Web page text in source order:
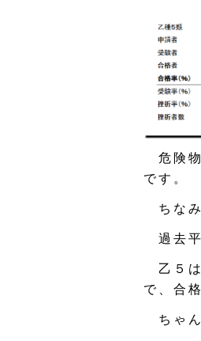
危険物
です。
ちなみ
過去平
乙５は
で、合
ちゃん